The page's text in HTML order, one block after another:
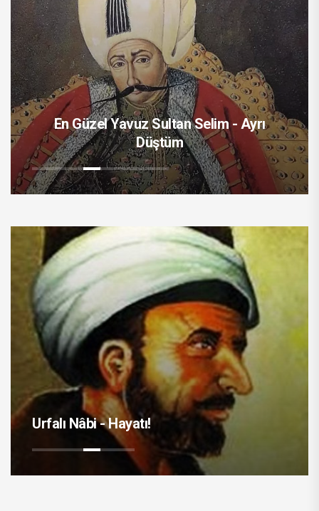
En Güzel Yavuz Sultan Selim - Ayrı
Düştüm
Urfalı Nâbi - Hayatı!